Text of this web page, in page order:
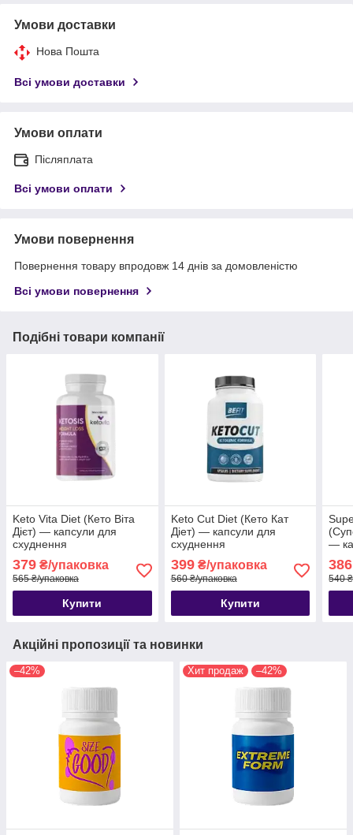
Умови доставки
Нова Пошта
Всі умови доставки
Умови оплати
Післяплата
Всі умови оплати
Умови повернення
Повернення товару впродовж 14 днів за домовленістю
Всі умови повернення
Подібні товари компанії
Keto Vita Diet (Кето Віта
Дієт) — капсули для
схуднення
379 ₴/упаковка
565 ₴/упаковка
Купити
Keto Cut Diet (Кето Кат
Діет) — капсули для
схуднення
399₴/упаковка
560 ₴/упаковка
Купити
—
386
540
Акційні пропозиції та новинки
–42% Хит продаж –42%